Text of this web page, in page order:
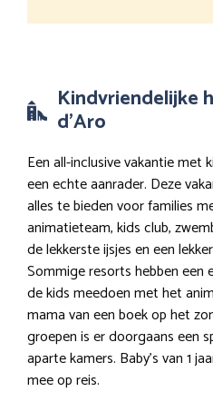
Kindvriendelijke
d’Aro
Een all-inclusive vakantie met
een echte aanrader. Deze
alles te bieden voor families
animatieteam, kids club,
de lekkerste ijsjes en een
Sommige resorts hebben een
de kids meedoen met het
mama van een boek op het
groepen is er doorgaans een
aparte kamers. Baby’s van 1
mee op reis.